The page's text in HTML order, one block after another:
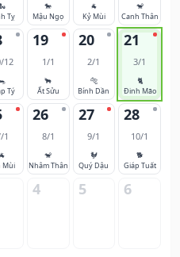
Tỵ
🐎
Mậu Ngọ
🐐
Kỷ Mùi
🐒
Canh Thân
12
Tý
19
1/1
🐂
Ất Sửu
20
2/1
🐅
Bính Dần
21
3/1
🐈
Đinh Mão
1
🐐
Mùi
26
8/1
🐒
Nhâm Thân
27
9/1
🐓
Quý Dậu
28
10/1
🐕
Giáp Tuất
4 5 6